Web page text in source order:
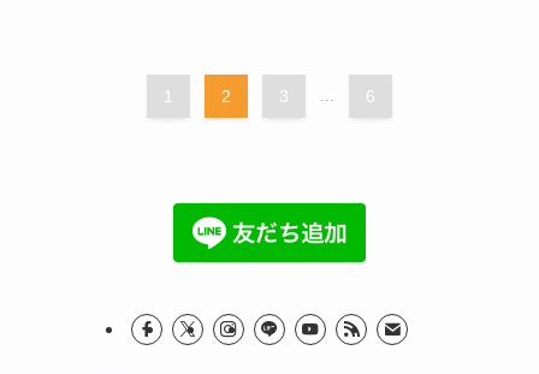
1 2 3 ... 6